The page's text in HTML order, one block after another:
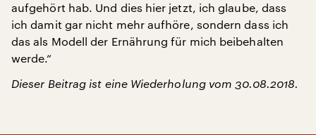
aufgehört hab. Und dies hier jetzt, ich glaube, dass
ich damit gar nicht mehr aufhöre, sondern dass ich
das als Modell der Ernährung für mich beibehalten
werde.“
Dieser Beitrag ist eine Wiederholung vom 30.08.2018.